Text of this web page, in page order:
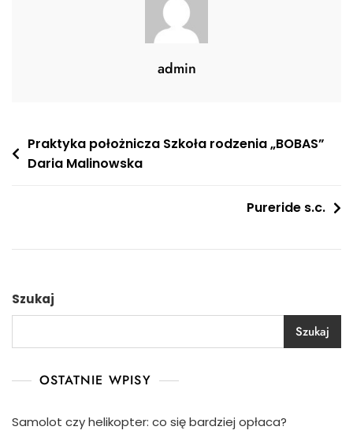
admin
Nawigacja
wpisu
Praktyka położnicza Szkoła rodzenia „BOBAS”
Daria Malinowska
Pureride s.c.
Szukaj
Szukaj
OSTATNIE WPISY
Samolot czy helikopter: co się bardziej opłaca?